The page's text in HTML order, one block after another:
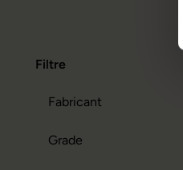
Filtre
Fabricant
Grade